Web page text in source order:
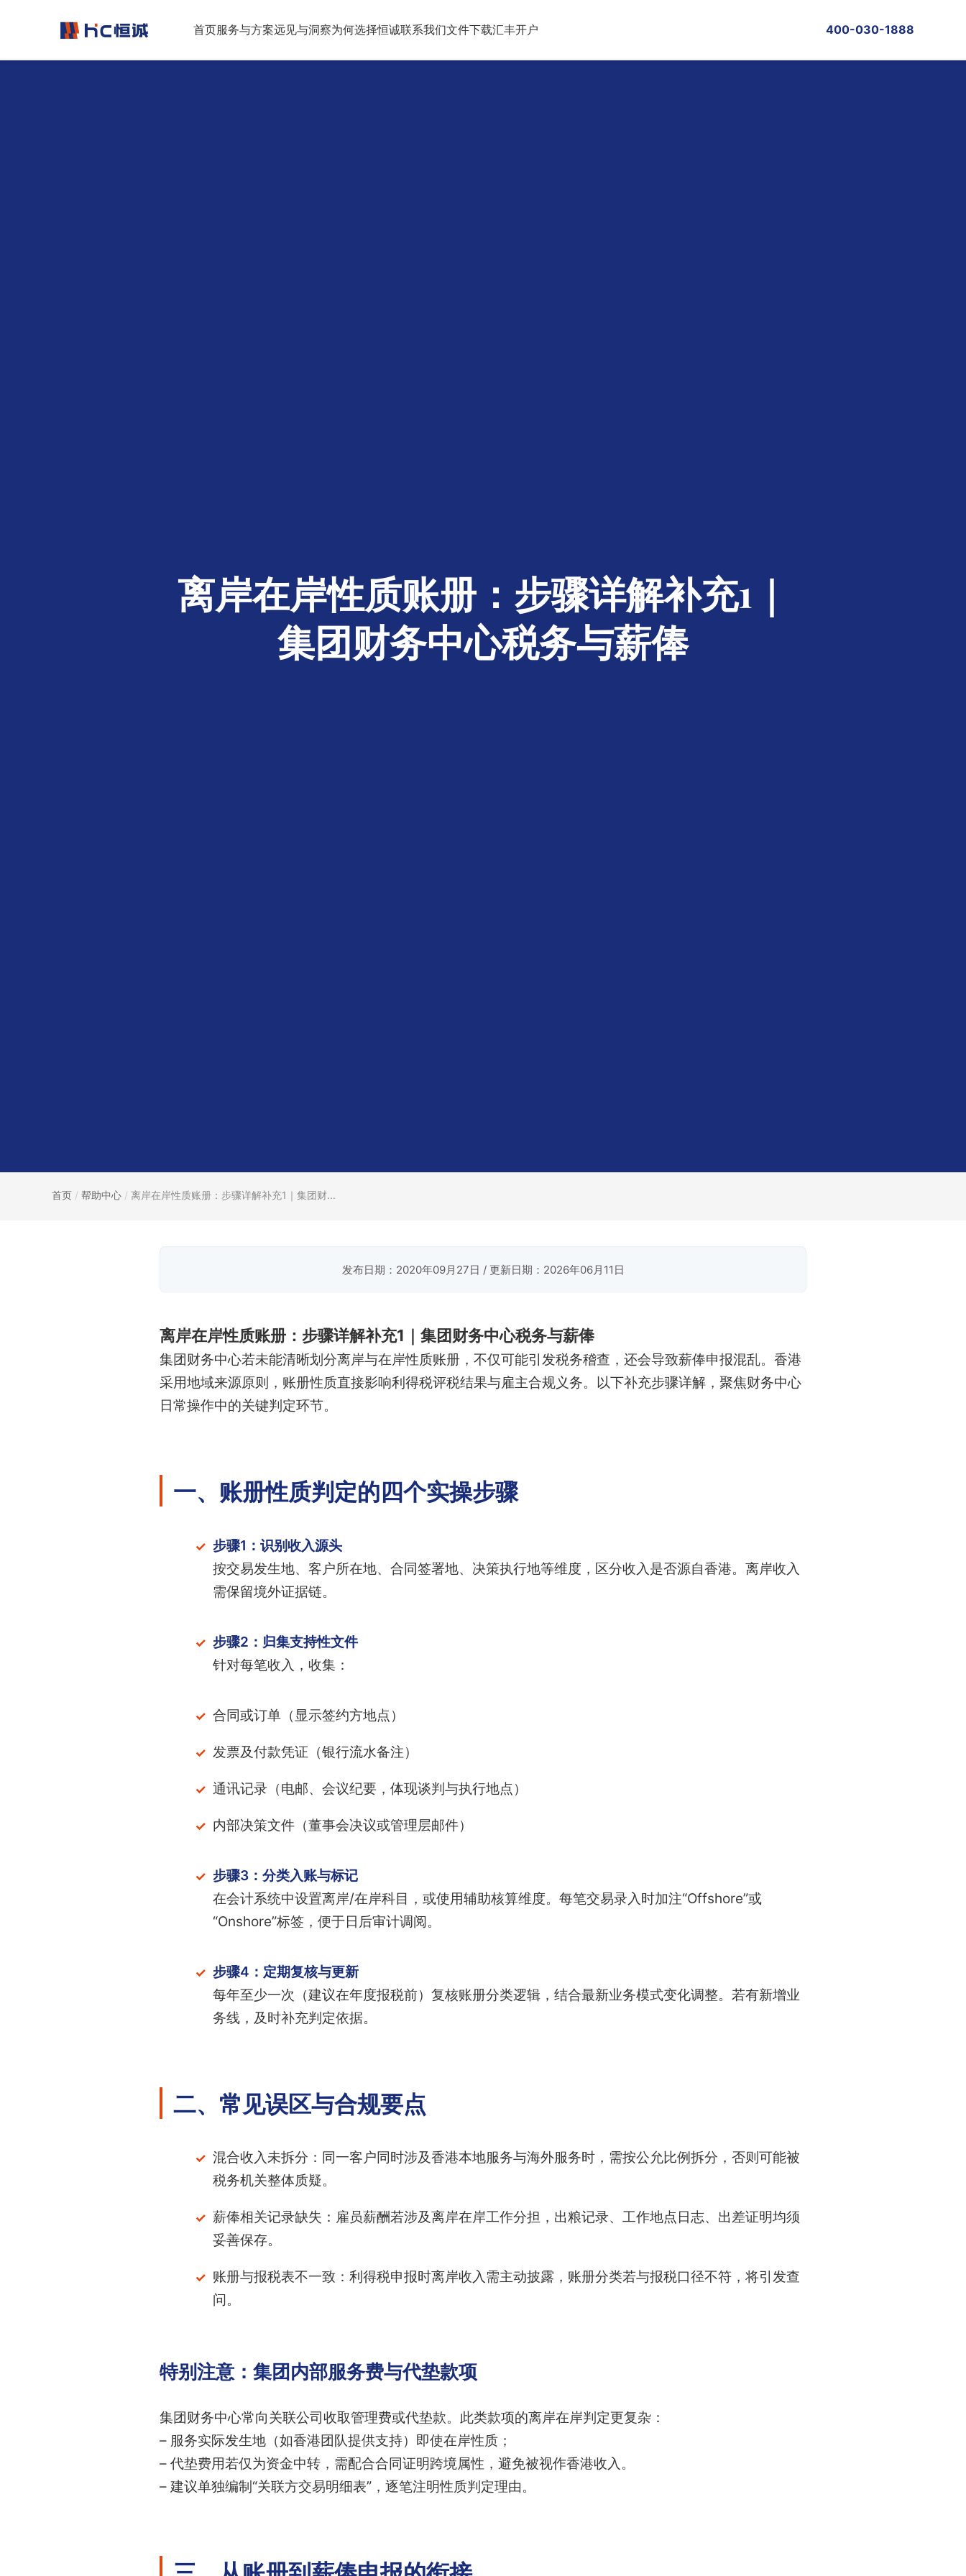
首页服务与方案远见与洞察为何选择恒诚联系我们文件下载汇丰开户 400-030-1888
离岸在岸性质账册：步骤详解补充1｜
集团财务中心税务与薪俸
首页 / 帮助中心 / 离岸在岸性质账册：步骤详解补充1｜集团财...
发布日期：2020年09月27日 / 更新日期：2026年06月11日
离岸在岸性质账册：步骤详解补充1｜集团财务中心税务与薪俸
集团财务中心若未能清晰划分离岸与在岸性质账册，不仅可能引发税务稽查，还会导致薪俸申报混乱。香港
采用地域来源原则，账册性质直接影响利得税评税结果与雇主合规义务。以下补充步骤详解，聚焦财务中心
日常操作中的关键判定环节。
一、账册性质判定的四个实操步骤
步骤1：识别收入源头
按交易发生地、客户所在地、合同签署地、决策执行地等维度，区分收入是否源自香港。离岸收入
需保留境外证据链。
步骤2：归集支持性文件
针对每笔收入，收集：
合同或订单（显示签约方地点）
发票及付款凭证（银行流水备注）
通讯记录（电邮、会议纪要，体现谈判与执行地点）
内部决策文件（董事会决议或管理层邮件）
步骤3：分类入账与标记
在会计系统中设置离岸/在岸科目，或使用辅助核算维度。每笔交易录入时加注“Offshore”或
“Onshore”标签，便于日后审计调阅。
步骤4：定期复核与更新
每年至少一次（建议在年度报税前）复核账册分类逻辑，结合最新业务模式变化调整。若有新增业
务线，及时补充判定依据。
二、常见误区与合规要点
混合收入未拆分：同一客户同时涉及香港本地服务与海外服务时，需按公允比例拆分，否则可能被
税务机关整体质疑。
薪俸相关记录缺失：雇员薪酬若涉及离岸在岸工作分担，出粮记录、工作地点日志、出差证明均须
妥善保存。
账册与报税表不一致：利得税申报时离岸收入需主动披露，账册分类若与报税口径不符，将引发查
问。
特别注意：集团内部服务费与代垫款项
集团财务中心常向关联公司收取管理费或代垫款。此类款项的离岸在岸判定更复杂：
– 服务实际发生地（如香港团队提供支持）即使在岸性质；
– 代垫费用若仅为资金中转，需配合合同证明跨境属性，避免被视作香港收入。
– 建议单独编制“关联方交易明细表”，逐笔注明性质判定理由。